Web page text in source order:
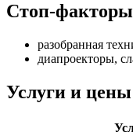
Стоп-факторы
разобранная
диапроекторы,
Услуги и цены